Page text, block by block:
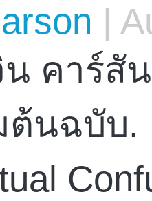
|
น คาร์สั
นฉบับ.